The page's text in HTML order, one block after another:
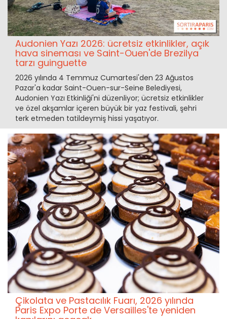
Audonien Yazı 2026: ücretsiz etkinlikler, açık
hava sineması ve Saint-Ouen'de Brezilya
tarzı guinguette
2026 yılında 4 Temmuz Cumartesi'den 23 Ağustos
Pazar'a kadar Saint-Ouen-sur-Seine Belediyesi,
Audonien Yazı Etkinliği'ni düzenliyor; ücretsiz etkinlikler
ve özel akşamlar içeren büyük bir yaz festivali, şehri
terk etmeden tatildeymiş hissi yaşatıyor.
Çikolata ve Pastacılık Fuarı, 2026 yılında
Paris Expo Porte de Versailles'te yeniden